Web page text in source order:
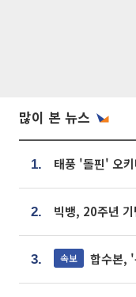
많이 본 뉴스
1.
2.
3. 속보 합수본, '통